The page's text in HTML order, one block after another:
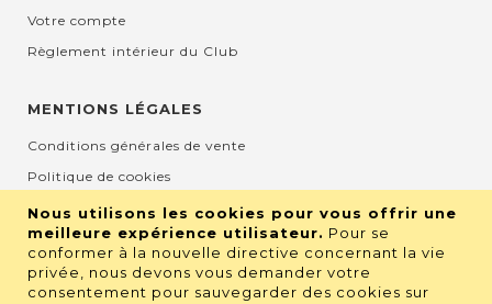
Nous utilisons les cookies pour vous offrir une
meilleure expérience utilisateur. Pour se
conformer à la nouvelle directive concernant la vie
privée, nous devons vous demander votre
consentement pour sauvegarder des cookies sur
Votre compte
Règlement intérieur du Club
MENTIONS LÉGALES
Conditions générales de vente
Politique de cookies
Mentions légales et CGU
Protection de la vie privée
RETROUVEZ NOUS SUR LES RÉSEAUX